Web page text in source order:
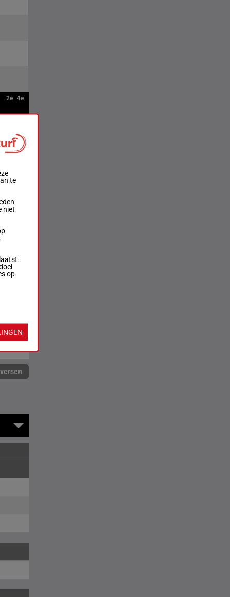
2e 4e
te
niet
op